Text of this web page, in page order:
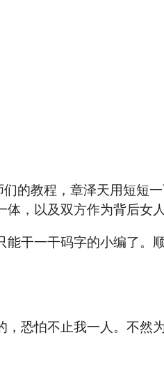
的教程，章泽天用短短
，以及双方作为背后女人
干一干码字的小编了。
恐怕不止我一人。不然